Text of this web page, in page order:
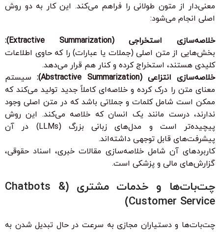
معنی‌دار از متون طولانی را فراهم می‌کند. این کار به دو روش
اصلی انجام می‌شود:
خلاصه‌سازی استخراجی (Extractive Summarization):
بخش‌هایی از متن اصلی (جملات یا عبارات) را که حاوی اطلاعات
کلیدی هستند، استخراج کرده و کنار هم قرار می‌دهد.
خلاصه‌سازی انتزاعی (Abstractive Summarization):
سیستم
معنای متن را درک کرده و خلاصه‌ای کاملاً جدید تولید می‌کند که
ممکن است شامل کلمات و جملاتی باشد که در متن اصلی وجود
ندارند، درست مانند یک انسان که خلاصه می‌کند. این روش
پیچیده‌تر است و مدل‌های زبانی بزرگ (LLMs) در آن
پیشرفت‌های قابل توجهی داشته‌اند.
کاربردهای آن شامل خلاصه‌سازی مقالات خبری، اسناد حقوقی،
گزارش‌های مالی و پزشکی است.
چت‌بات‌ها و خدمات مشتری (Chatbots &
Customer Service)
چت‌بات‌ها و دستیاران مجازی به سرعت در حال تبدیل شدن به